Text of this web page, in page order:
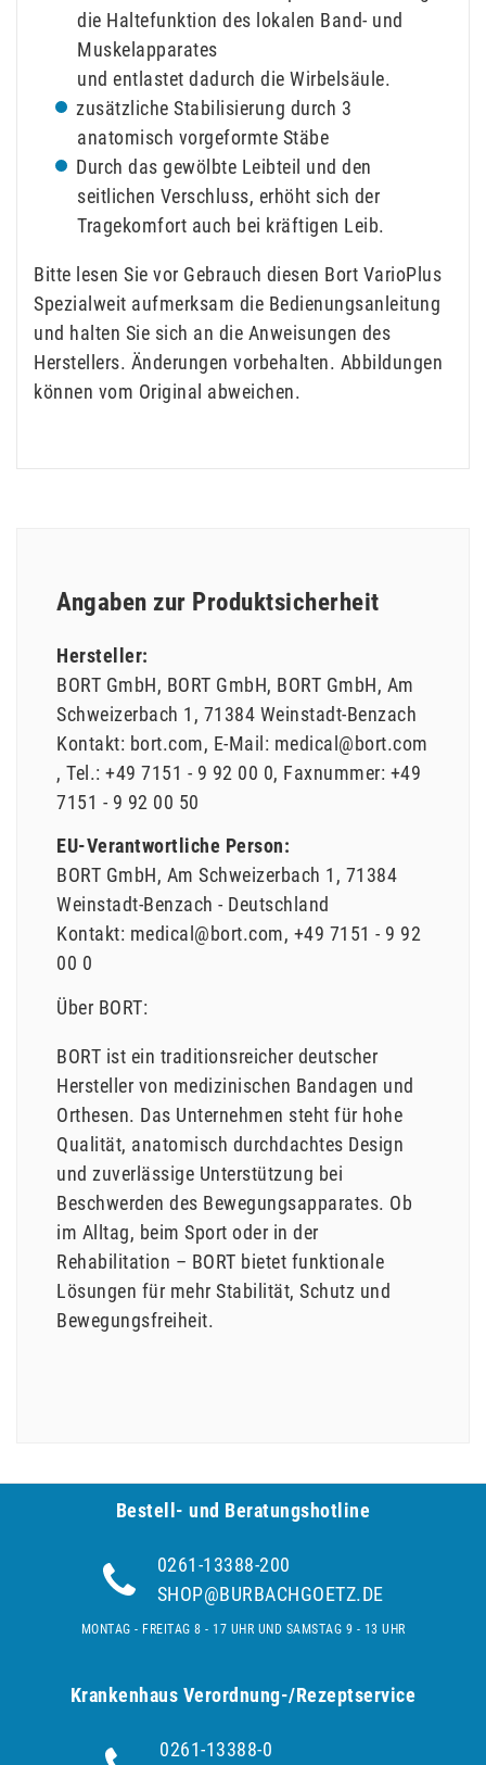
die Haltefunktion des lokalen Band- und
Muskelapparates
und entlastet dadurch die Wirbelsäule.
zusätzliche Stabilisierung durch 3
anatomisch vorgeformte Stäbe
Durch das gewölbte Leibteil und den
seitlichen Verschluss, erhöht sich der
Tragekomfort auch bei kräftigen Leib.
Bitte lesen Sie vor Gebrauch diesen Bort VarioPlus
Spezialweit aufmerksam die Bedienungsanleitung
und halten Sie sich an die Anweisungen des
Herstellers. Änderungen vorbehalten. Abbildungen
können vom Original abweichen.
Angaben zur Produktsicherheit
Hersteller:
BORT GmbH BORT GmbH BORT GmbH Am
Schweizerbach 1 71384 Weinstadt-Benzach
Kontakt: bort.com E-Mail: medical@bort.com
Tel.: +49 7151 - 9 92 00 0 Faxnummer: +49
7151 - 9 92 00 50
EU-Verantwortliche Person:
BORT GmbH Am Schweizerbach 1
71384
Weinstadt-Benzach
Deutschland
Kontakt: medical@bort.com +49 7151 - 9 92
00 0
Über BORT:
BORT ist ein traditionsreicher deutscher
Hersteller von medizinischen Bandagen und
Orthesen. Das Unternehmen steht für hohe
Qualität, anatomisch durchdachtes Design
und zuverlässige Unterstützung bei
Beschwerden des Bewegungsapparates. Ob
im Alltag, beim Sport oder in der
Rehabilitation – BORT bietet funktionale
Lösungen für mehr Stabilität, Schutz und
Bewegungsfreiheit.
Bestell- und Be­ra­tungs­hot­line
0261-13388-200
SHOP@BURBACHGOETZ.DE
MONTAG - FREITAG 8 - 17 UHR UND SAMSTAG 9 - 13 UHR
Krankenhaus Verordnung-/Rezeptservice
0261-13388-0